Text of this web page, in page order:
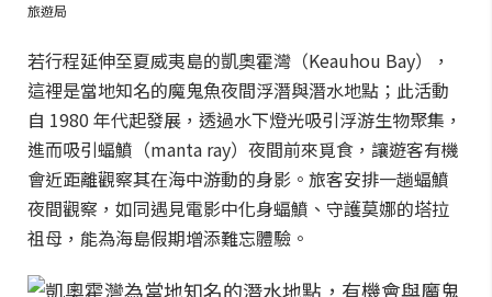
旅遊局
若行程延伸至夏威夷島的凱奧霍灣（Keauhou Bay），
這裡是當地知名的魔鬼魚夜間浮潛與潛水地點；此活動
自 1980 年代起發展，透過水下燈光吸引浮游生物聚集，
進而吸引蝠鱝（manta ray）夜間前來覓食，讓遊客有機
會近距離觀察其在海中游動的身影。旅客安排一趟蝠鱝
夜間觀察，如同遇見電影中化身蝠鱝、守護莫娜的塔拉
祖母，能為海島假期增添難忘體驗。